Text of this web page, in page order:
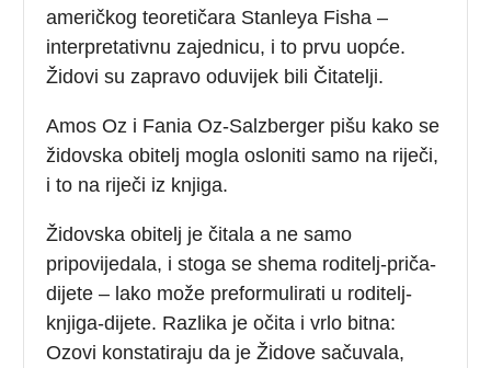
američkog teoretičara Stanleya Fisha –
interpretativnu zajednicu, i to prvu uopće.
Židovi su zapravo oduvijek bili Čitatelji.
Amos Oz i Fania Oz-Salzberger pišu kako se
židovska obitelj mogla osloniti samo na riječi,
i to na riječi iz knjiga.
Židovska obitelj je čitala a ne samo
pripovijedala, i stoga se shema roditelj-priča-
dijete – lako može preformulirati u roditelj-
knjiga-dijete. Razlika je očita i vrlo bitna:
Ozovi konstatiraju da je Židove sačuvala,